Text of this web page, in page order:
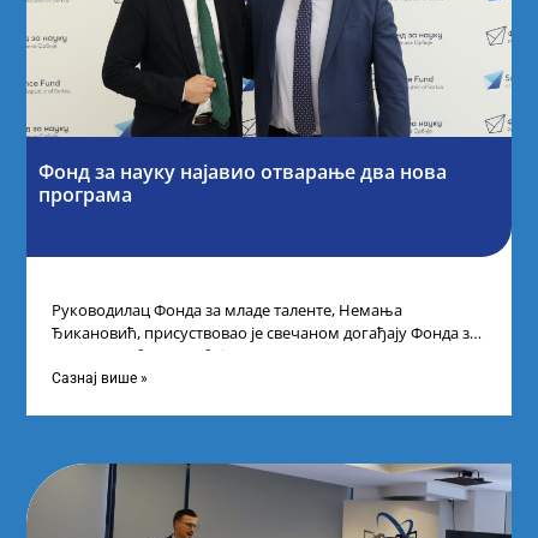
Фонд за науку најавио отварање два нова
програма
Руководилац Фонда за младе таленте, Немања
Ђикановић, присуствовао је свечаном догађају Фонда за
науку Републике Србије одржаном у Научно-
технолошком парку
Сазнај више »